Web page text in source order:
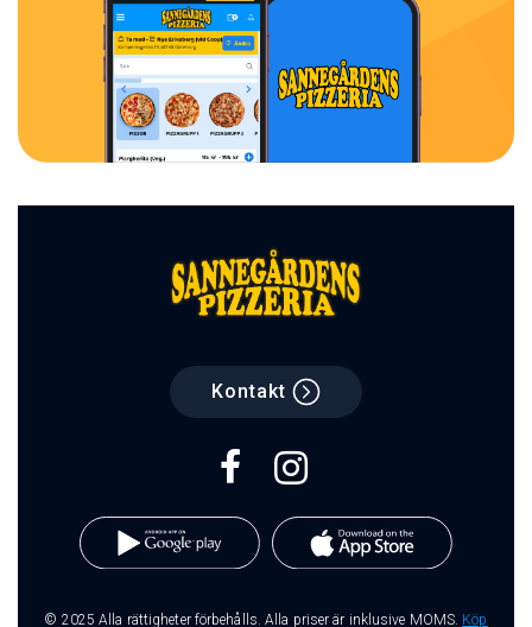
Kontakt
© 2025 Alla rättigheter förbehålls. Alla priser är inklusive MOMS. Köp